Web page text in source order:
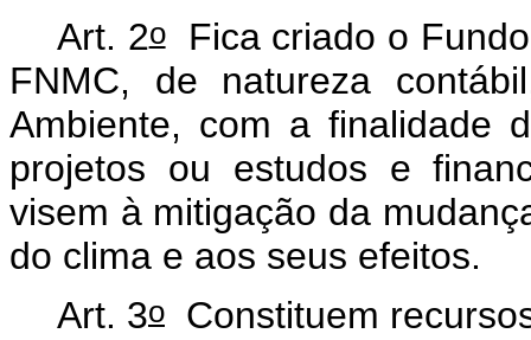
Art. 2oFica criado o Fundo
FNMC, de natureza
Ambiente, com a finalidade
projetos ou estudos e
visem à mitigação da
do clima e aos seus efeitos.
Art. 3o Constituem